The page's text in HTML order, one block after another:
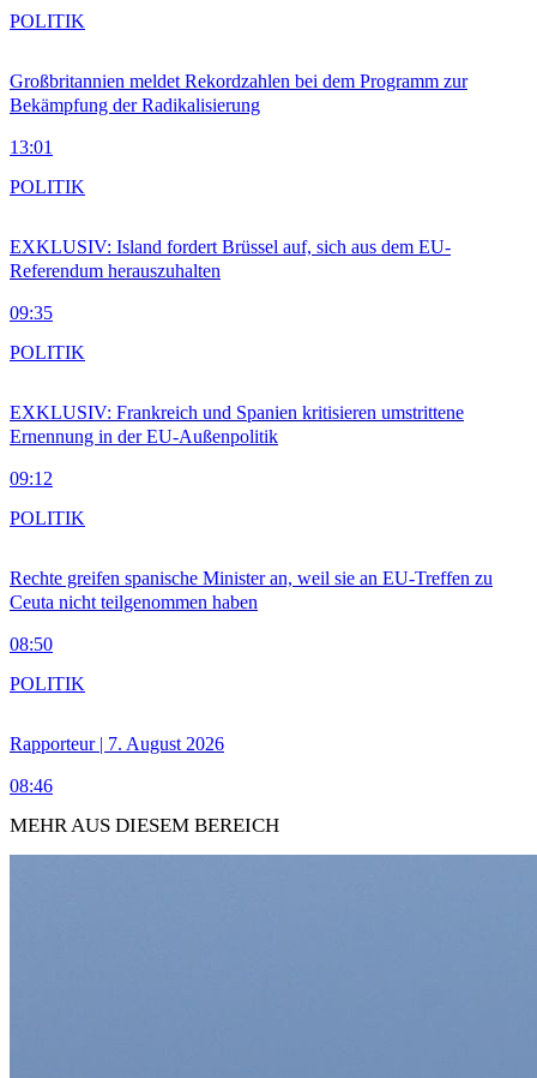
Großbritannien meldet Rekordzahlen bei dem Programm zur
Bekämpfung der Radikalisierung
13:01
POLITIK
EXKLUSIV: Island fordert Brüssel auf, sich aus dem EU-
Referendum herauszuhalten
09:35
POLITIK
EXKLUSIV: Frankreich und Spanien kritisieren umstrittene
Ernennung in der EU-Außenpolitik
09:12
POLITIK
Rechte greifen spanische Minister an, weil sie an EU-Treffen zu
Ceuta nicht teilgenommen haben
08:50
POLITIK
Rapporteur | 7. August 2026
08:46
POLITIK
MEHR AUS DIESEM BEREICH